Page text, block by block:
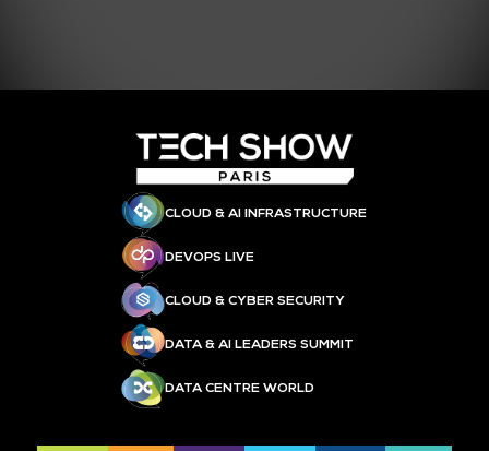
CLOUD & AI INFRASTRUCTURE
DEVOPS LIVE
CLOUD & CYBER SECURITY
DATA & AI LEADERS SUMMIT
DATA CENTRE WORLD